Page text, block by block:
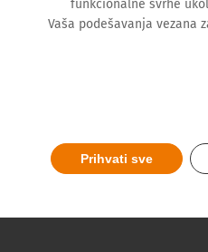
za aktivnosti koje
toliki entuzijazam, pa se u
8% Poljaci.
pitanja postavljeno
deo života”. Ovo je
STADA Zdravstvenog
funkcionalne svrhe
Vaša podešavanja vezana
Prihvati sve